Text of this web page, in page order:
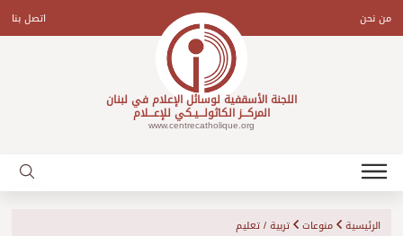
contentمن نحن اتصل بنا
اللجنة الأسقفية لوسائل الإعلام في لبنان
المركـــز الكاثولـــيـكي للإعـــلام
www.centrecatholique.org
الرئيسية منوعات تربية / تعليم